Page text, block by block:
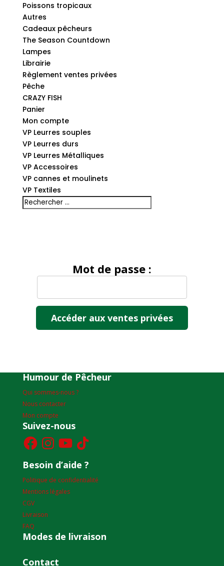
Poissons tropicaux
Autres
Cadeaux pêcheurs
The Season Countdown
Lampes
Librairie
Règlement ventes privées
Pêche
CRAZY FISH
Panier
Mon compte
VP Leurres souples
VP Leurres durs
VP Leurres Métalliques
VP Accessoires
VP cannes et moulinets
VP Textiles
Mot de passe :
Humour de Pêcheur
Qui sommes-nous ?
Nous contacter
Mon compte
Suivez-nous
FacebookInstagramYouTubeTikTok
Besoin d’aide ?
Politique de confidentialité
Mentions légales
CGV
Livraison
FAQ
Modes de livraison
Contact